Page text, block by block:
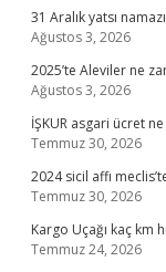
31 Aralık yatsı
Ağustos 3, 2026
2025’te Aleviler ne
Ağustos 3, 2026
İŞKUR asgari ücret
Temmuz 30, 2026
2024 sicil affı
Temmuz 30, 2026
Kargo Uçağı kaç km
Temmuz 24, 2026